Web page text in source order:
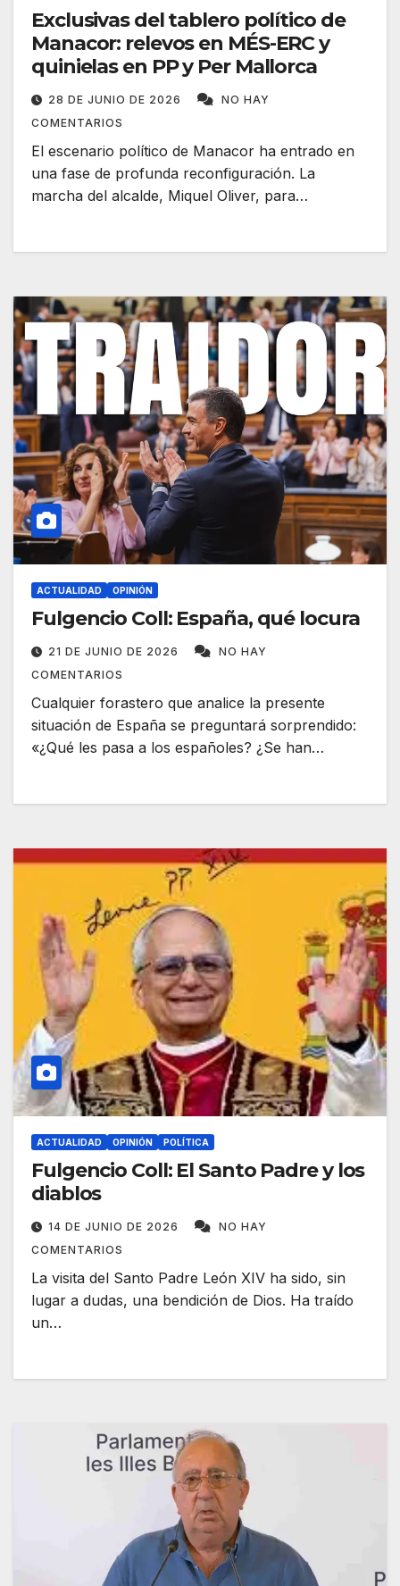
Exclusivas del tablero político de
Manacor: relevos en MÉS-ERC y
quinielas en PP y Per Mallorca
28 DE JUNIO DE 2026
NO HAY
COMENTARIOS
El escenario político de Manacor ha entrado en
una fase de profunda reconfiguración. La
marcha del alcalde, Miquel Oliver, para…
ACTUALIDAD OPINIÓN
Fulgencio Coll: España, qué locura
21 DE JUNIO DE 2026
NO HAY
COMENTARIOS
Cualquier forastero que analice la presente
situación de España se preguntará sorprendido:
«¿Qué les pasa a los españoles? ¿Se han…
ACTUALIDAD OPINIÓN POLÍTICA
Fulgencio Coll: El Santo Padre y los
diablos
14 DE JUNIO DE 2026
NO HAY
COMENTARIOS
La visita del Santo Padre León XIV ha sido, sin
lugar a dudas, una bendición de Dios. Ha traído
un…